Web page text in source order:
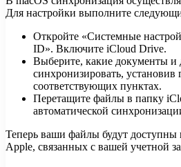
Для настройки выполните
Откройте «Системные
ID». Включите iCloud Drive.
Выберите, какие документы и
синхронизировать, установив
соответствующих пунктах.
Перетащите файлы в папку
автоматической
Теперь ваши файлы будут доступны
Apple, связанных с вашей учетной